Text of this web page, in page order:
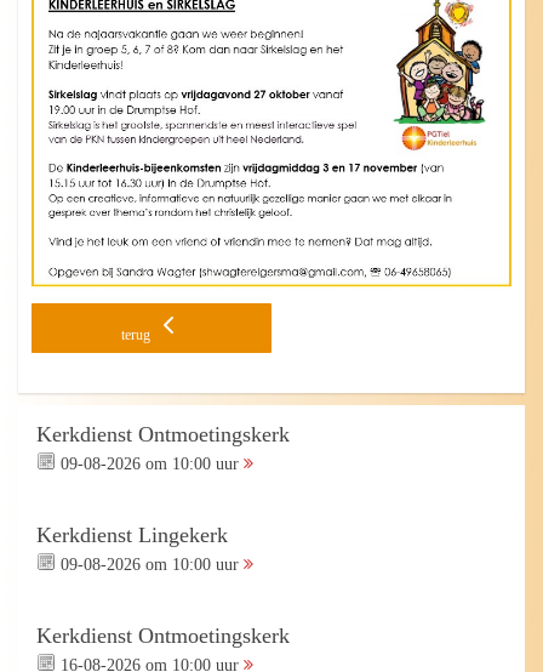
terug
Kerkdienst Ontmoetingskerk
09-08-2026 om 10:00 uur
Kerkdienst Lingekerk
09-08-2026 om 10:00 uur
Kerkdienst Ontmoetingskerk
16-08-2026 om 10:00 uur